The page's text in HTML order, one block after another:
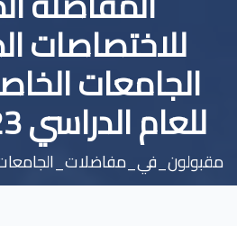
للاختصاصات
الجامعات
للعام الدراسي 2023-2024